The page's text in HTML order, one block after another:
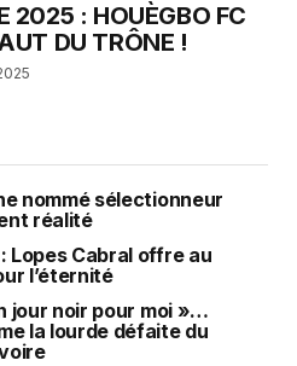
2025 : HOUÈGBO FC
DU TRÔNE !
nommé sélectionneur
réalité
Lopes Cabral offre au
l’éternité
jour noir pour moi »…
la lourde défaite du